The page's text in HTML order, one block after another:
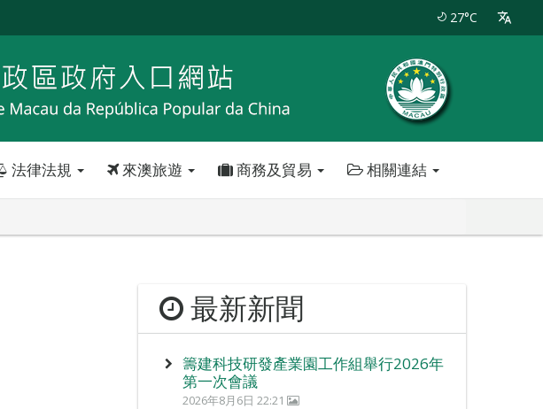
27°C
法律法規 來澳旅遊 商務及貿易 相關連結
最新新聞
籌建科技研發產業園工作組舉行2026年
第一次會議
2026年8月6日 22:21